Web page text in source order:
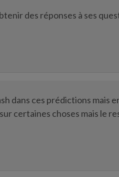
des réponses à ses
dans ces prédictions mais
certaines choses mais le